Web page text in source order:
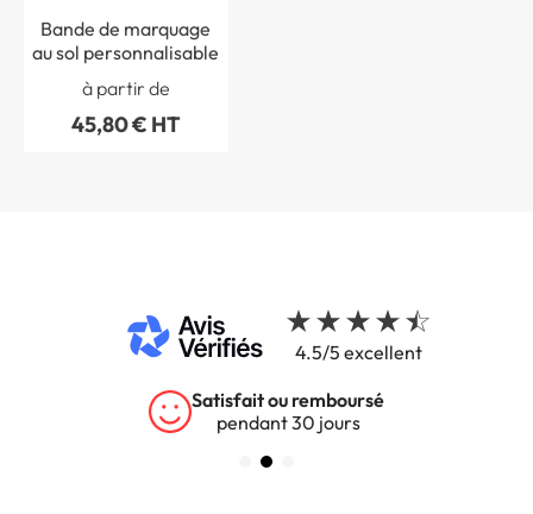
Bande de marquage
au sol personnalisable
à partir de
45,80 € HT
4.5/5 excellent
Garantie 5 ans
sur tous nos produits